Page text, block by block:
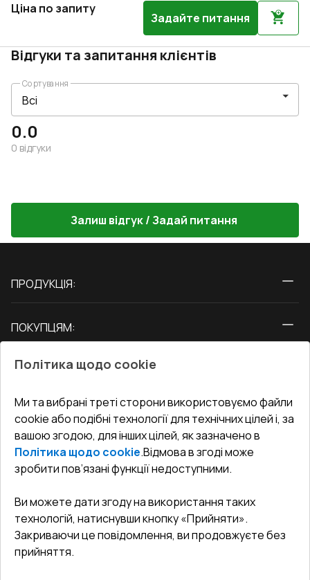
Ціна по запиту
Задайте питання
Відгуки та запитання клієнтів
0.0
0 відгуки
Сортування
Залиш відгук / Задай питання
ПРОДУКЦІЯ:
Двері
ПОКУПЦЯМ:
Блог
Адреса гіпермаркета
Як правильно заміряти вікна
СЕРВІС ТА ОБЛУГОВУВАННЯ:
Доставка і Оплата
Гарантія та Сервіс
Повернення товару
Договір публічної оферти
КОНТАКТИ
Офіс:Україна, м. Вінниця, вул. Келецька 60 кв. 61
undefined(undefined)
Політика щодо cookie
Ми та вибрані треті сторони використовуємо файли
cookie або подібні технології для технічних цілей і, за
вашою згодою, для інших цілей, як зазначено в
Політика щодо cookie.Відмова в згоді може
зробити пов’язані функції недоступними.
Ви можете дати згоду на використання таких
технологій, натиснувши кнопку «Прийняти».
Закриваючи це повідомлення, ви продовжуєте без
прийняття.